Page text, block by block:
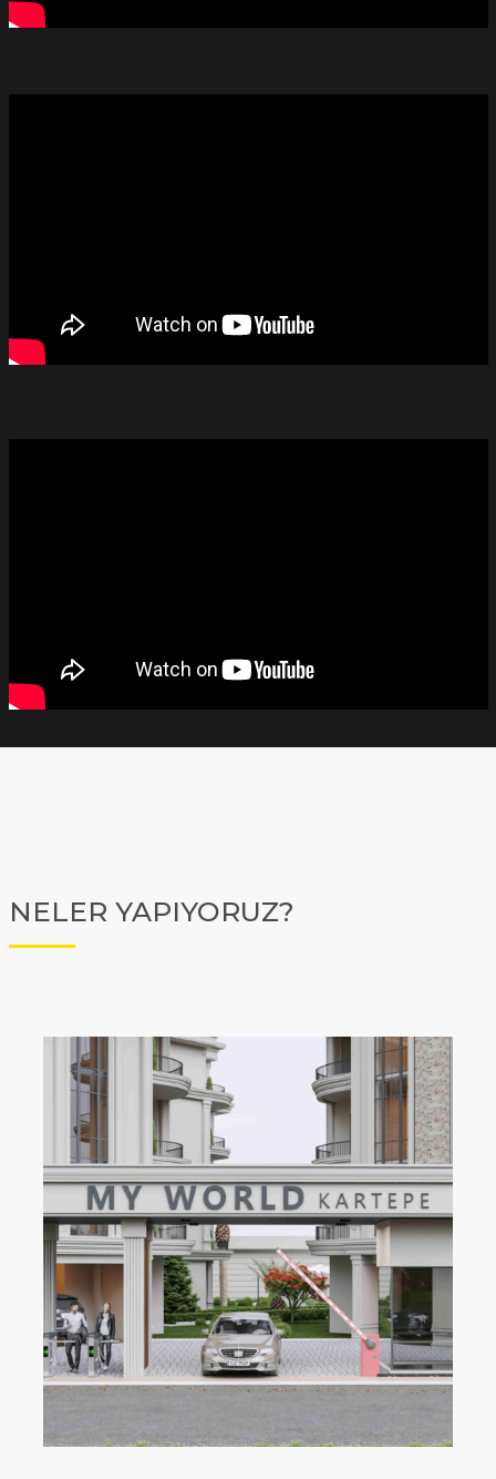
NELER YAPIYORUZ?